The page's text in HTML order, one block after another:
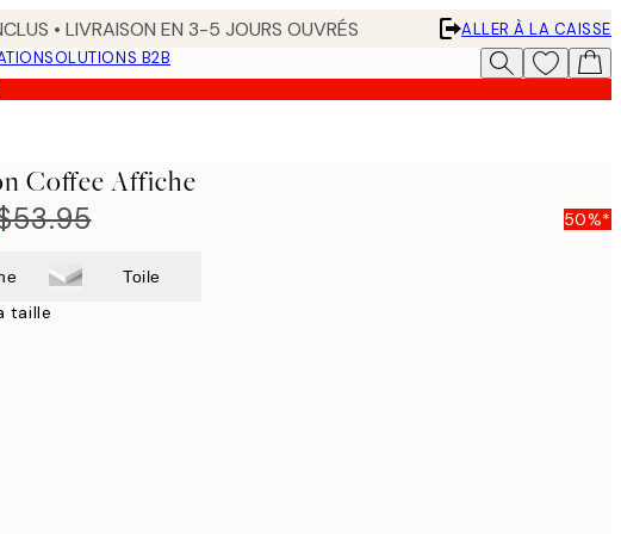
• LIVRAISON EN 3-5 JOURS OUVRÉS
ALLER À LA CAISSE
SOLUTIONS B2B
Coffee Affiche
50%*
Toile
taille